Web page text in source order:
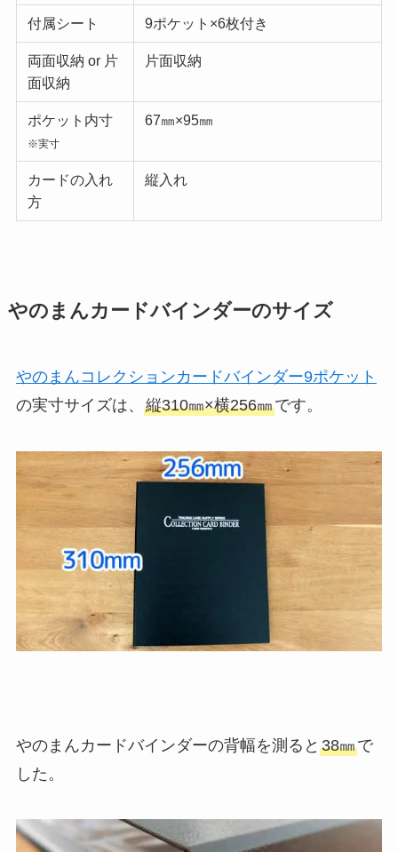
付属シート 9ポケット×6枚付き
両面収納 or 片
面収納
片面収納
ポケット内寸
※実寸
67㎜×95㎜
カードの入れ
方
縦入れ
やのまんカードバインダーのサイズ
やのまんコレクションカードバインダー9ポケット
の実寸サイズは、 縦310㎜×横256㎜です。
やのまんカードバインダーの背幅を測ると 38㎜で
した。